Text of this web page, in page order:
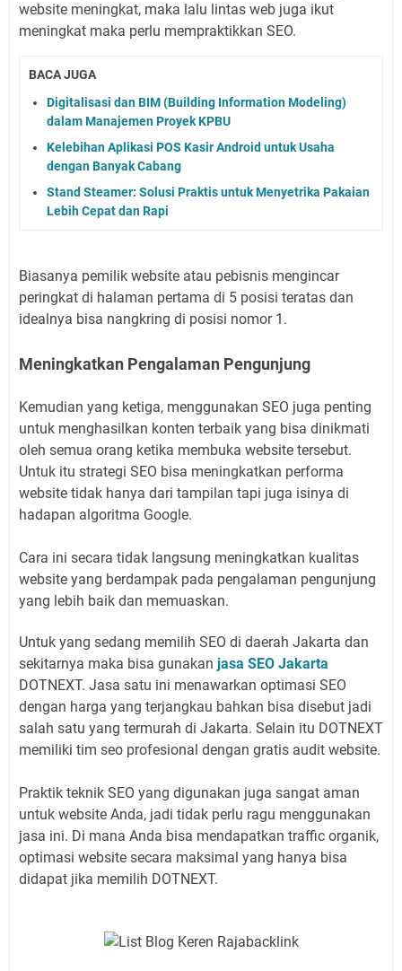
website meningkat, maka lalu lintas web juga ikut
meningkat maka perlu mempraktikkan SEO.
BACA JUGA
Digitalisasi dan BIM (Building Information Modeling)
dalam Manajemen Proyek KPBU
Kelebihan Aplikasi POS Kasir Android untuk Usaha
dengan Banyak Cabang
Stand Steamer: Solusi Praktis untuk Menyetrika Pakaian
Lebih Cepat dan Rapi
Biasanya pemilik website atau pebisnis mengincar
peringkat di halaman pertama di 5 posisi teratas dan
idealnya bisa nangkring di posisi nomor 1.
Meningkatkan Pengalaman Pengunjung
Kemudian yang ketiga, menggunakan SEO juga penting
untuk menghasilkan konten terbaik yang bisa dinikmati
oleh semua orang ketika membuka website tersebut.
Untuk itu strategi SEO bisa meningkatkan performa
website tidak hanya dari tampilan tapi juga isinya di
hadapan algoritma Google.
Cara ini secara tidak langsung meningkatkan kualitas
website yang berdampak pada pengalaman pengunjung
yang lebih baik dan memuaskan.
Untuk yang sedang memilih SEO di daerah Jakarta dan
sekitarnya maka bisa gunakan jasa SEO Jakarta
DOTNEXT. Jasa satu ini menawarkan optimasi SEO
dengan harga yang terjangkau bahkan bisa disebut jadi
salah satu yang termurah di Jakarta. Selain itu DOTNEXT
memiliki tim seo profesional dengan gratis audit website.
Praktik teknik SEO yang digunakan juga sangat aman
untuk website Anda, jadi tidak perlu ragu menggunakan
jasa ini. Di mana Anda bisa mendapatkan traffic organik,
optimasi website secara maksimal yang hanya bisa
didapat jika memilih DOTNEXT.